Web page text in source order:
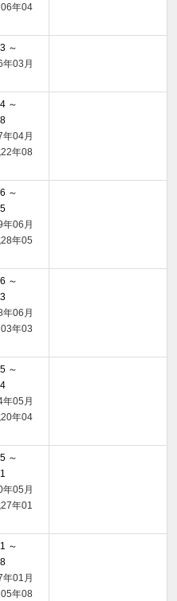
06年04
～
年03月
～
年04月
22年08
～
年06月
年05
～
年06月
年03
～
年05月
20年04
～
年05月
年01
～
年01月
05年08